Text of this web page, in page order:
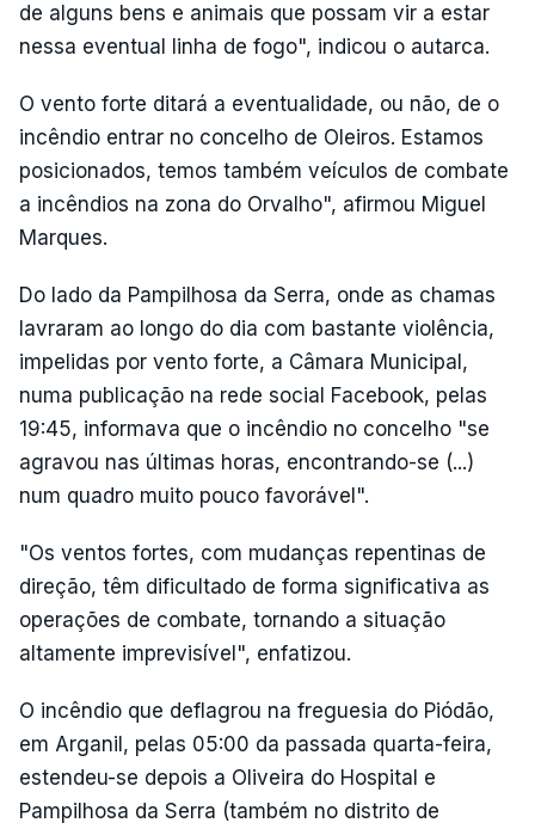
de alguns bens e animais que possam vir a estar
nessa eventual linha de fogo", indicou o autarca.
O vento forte ditará a eventualidade, ou não, de o
incêndio entrar no concelho de Oleiros. Estamos
posicionados, temos também veículos de combate
a incêndios na zona do Orvalho", afirmou Miguel
Marques.
Do lado da Pampilhosa da Serra, onde as chamas
lavraram ao longo do dia com bastante violência,
impelidas por vento forte, a Câmara Municipal,
numa publicação na rede social Facebook, pelas
19:45, informava que o incêndio no concelho "se
agravou nas últimas horas, encontrando-se (...)
num quadro muito pouco favorável".
"Os ventos fortes, com mudanças repentinas de
direção, têm dificultado de forma significativa as
operações de combate, tornando a situação
altamente imprevisível", enfatizou.
O incêndio que deflagrou na freguesia do Piódão,
em Arganil, pelas 05:00 da passada quarta-feira,
estendeu-se depois a Oliveira do Hospital e
Pampilhosa da Serra (também no distrito de